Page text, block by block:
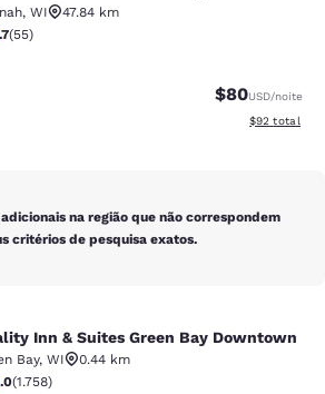
, WI
47.84 km
2.71 estrelas. Razoável. 55 avaliações
(55)
$80USD/noite
Exibir
$92 total
na região que não correspondem
critérios de pesquisa exatos.
Suites Green Bay
Inn & Suites Green Bay Downtown
Bay, WI
0.44 km
4.04 estrelas. Muito bom. 1758
(1.758)